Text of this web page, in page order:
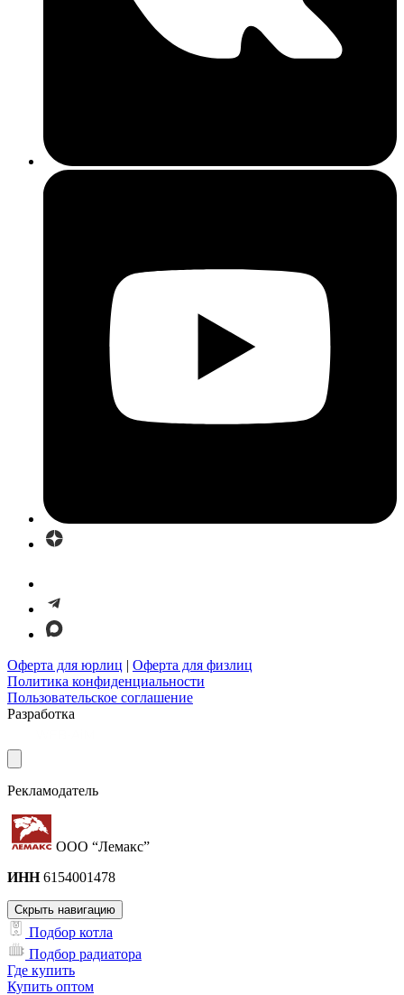
Оферта для юрлиц | Оферта для физлиц
Политика конфиденциальности
Пользовательское соглашение
Разработка
Рекламодатель
ООО “Лемакс”
ИНН6154001478
Скрыть навигацию
Подбор котла
Подбор радиатора
Где купить
Купить оптом